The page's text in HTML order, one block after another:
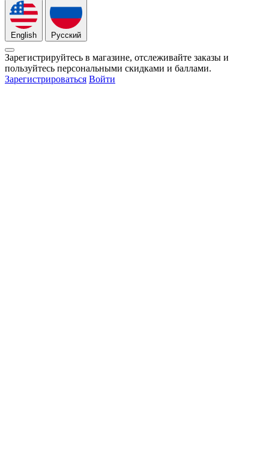
English Русский
Зарегистрируйтесь в магазине, отслеживайте заказы и
пользуйтесь персональными скидками и баллами.
Зарегистрироваться Войти